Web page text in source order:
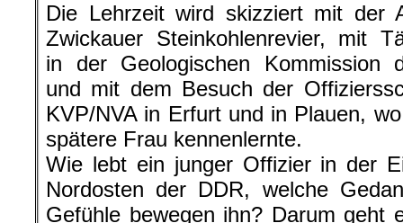
Die Lehrzeit wird skizziert mit der
Zwickauer Steinkohlenrevier, mit
in der Geologischen Kommission
und mit dem Besuch der
KVP/NVA in Erfurt und in Plauen,
spätere Frau kennenlernte.
Wie lebt ein junger Offizier in der
Nordosten der DDR, welche
Gefühle bewegen ihn? Darum geht